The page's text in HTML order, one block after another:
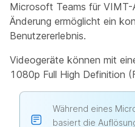
Microsoft Teams für VIMT-
Änderung ermöglicht ein
Benutzererlebnis.
Videogeräte können mit
1080p Full High Definition
Während eines
basiert die